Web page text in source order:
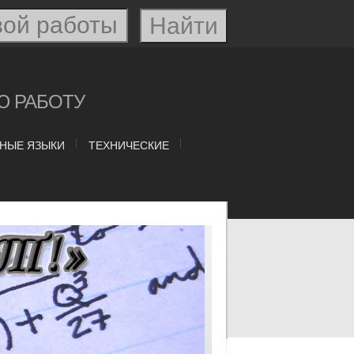
РАБОТУ
ЯЗЫКИ ТЕХНИЧЕСКИЕ